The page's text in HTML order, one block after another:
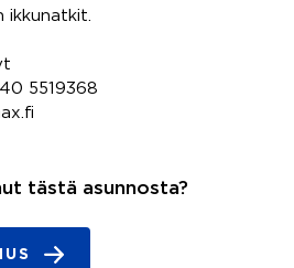
ikkunatkit.
5519368
tästä asunnosta?